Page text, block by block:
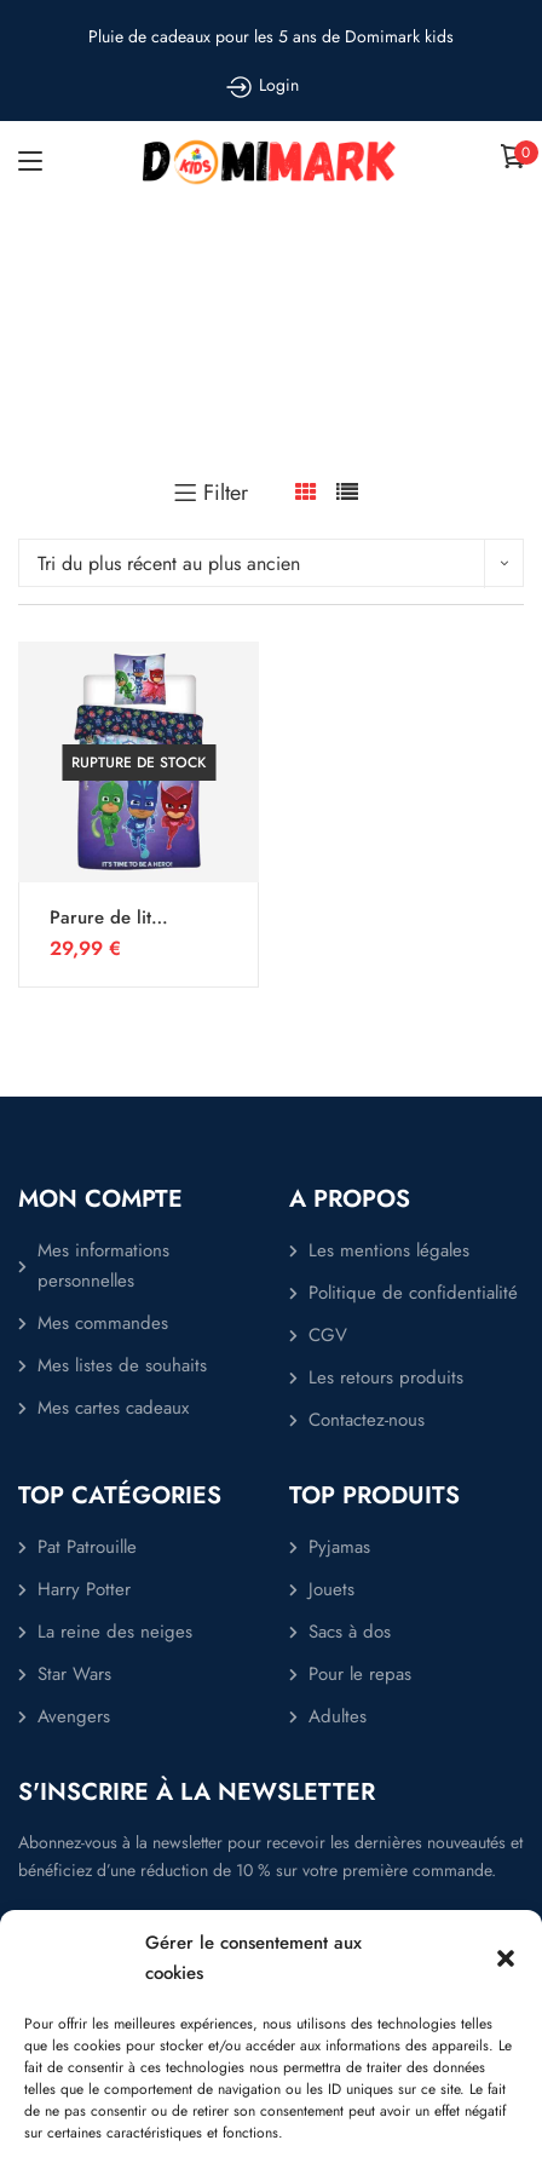
Gérer le consentement aux
cookies
Pour offrir les meilleures expériences, nous utilisons des technologies telles
que les cookies pour stocker et/ou accéder aux informations des appareils. Le
fait de consentir à ces technologies nous permettra de traiter des données
telles que le comportement de navigation ou les ID uniques sur ce site. Le fait
de ne pas consentir ou de retirer son consentement peut avoir un effet négatif
sur certaines caractéristiques et fonctions.
Login
Pluie de cadeaux pour les 5 ans de Domimark kids
0
Filter
Tri du plus récent au plus ancien
RUPTURE DE STOCK
Parure de lit
Pyjamasque
29,99 €
MON COMPTE
Mes informations
personnelles
Mes commandes
Mes listes de souhaits
Mes cartes cadeaux
A PROPOS
Les mentions légales
Politique de confidentialité
CGV
Les retours produits
Contactez-nous
TOP CATÉGORIES
Pat Patrouille
Harry Potter
La reine des neiges
Star Wars
Avengers
TOP PRODUITS
Pyjamas
Jouets
Sacs à dos
Pour le repas
Adultes
S'INSCRIRE À LA NEWSLETTER
Abonnez-vous à la newsletter pour recevoir les dernières nouveautés et
bénéficiez d’une réduction de 10 % sur votre première commande.
Suivez-nous: